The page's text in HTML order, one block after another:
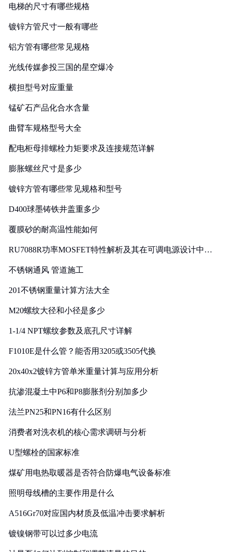
电梯的尺寸有哪些规格
镀锌方管尺寸一般有哪些
铝方管有哪些常见规格
光线传媒参投三国的星空爆冷
横担型号对应重量
锰矿石产品化合水含量
曲臂车规格型号大全
配电柜母排螺栓力矩要求及连接规范详解
膨胀螺丝尺寸是多少
镀锌方管有哪些常见规格和型号
D400球墨铸铁井盖重多少
覆膜砂的耐高温性能如何
RU7088R功率MOSFET特性解析及其在可调电源设计中的
不锈钢通风 管道施工
201不锈钢重量计算方法大全
M20螺纹大径和小径是多少
1-1/4 NPT螺纹参数及底孔尺寸详解
F1010E是什么管？能否用3205或3505代换
20x40x2镀锌方管单米重量计算与应用分析
抗渗混凝土中P6和P8膨胀剂分别加多少
法兰PN25和PN16有什么区别
消费者对洗衣机的核心需求调研与分析
U型螺栓的国家标准
煤矿用电热取暖器是否符合防爆电气设备标准
照明母线槽的主要作用是什么
A516Gr70对应国内材质及低温冲击要求解析
镀镍钢带可以过多少电流